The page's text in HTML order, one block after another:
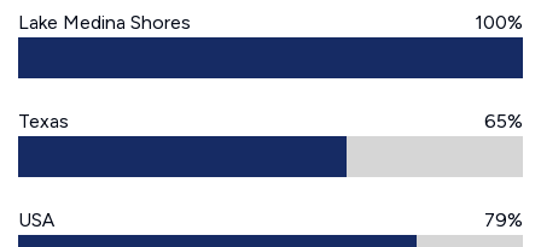
Lake Medina Shores 100%
Texas 65%
USA 79%